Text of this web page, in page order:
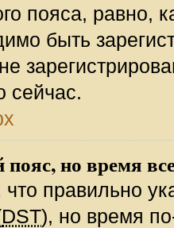
пояса, равно,
быть
сейчас.
но время
правильно
DST), но время